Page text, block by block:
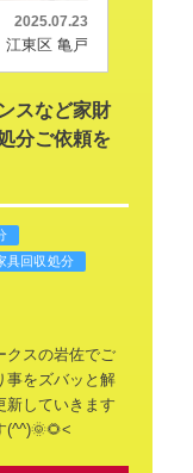
2025.07.23
江東区 亀戸
スなど家財
分ご依頼を
具回収処分
クスの岩佐でご
事をズバッと解
新していきます
(^^)🌞🌻<